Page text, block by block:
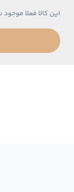
این کالا فعلا